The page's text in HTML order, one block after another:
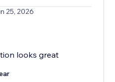
25, 2026
looks great